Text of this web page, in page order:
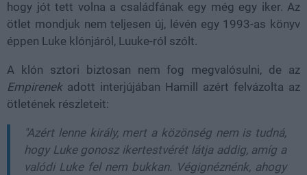
hogy jót tett volna a családfának egy még egy iker. Az
ötlet mondjuk nem teljesen új, lévén egy 1993-as könyv
éppen Luke klónjáról, Luuke-ról szólt.
A klón sztori biztosan nem fog megvalósulni, de az
Empirenek adott interjújában Hamill azért felvázolta az
ötletének részleteit:
"Azért lenne király, mert a közönség nem is tudná,
hogy Luke gonosz ikertestvérét látja addig, amíg a
valódi Luke fel nem bukkan. Végignéznénk, ahogy